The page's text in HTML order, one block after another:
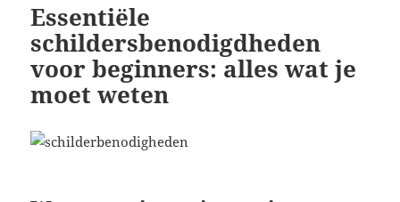
Essentiële
schildersbenodigdheden
voor beginners: alles wat je
moet weten